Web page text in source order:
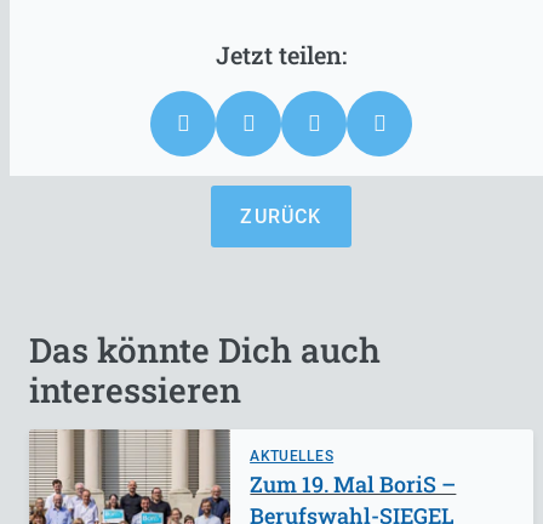
ZURÜCK
Das könnte Dich auch
interessieren
AKTUELLES
Zum 19. Mal BoriS –
Berufswahl-SIEGEL